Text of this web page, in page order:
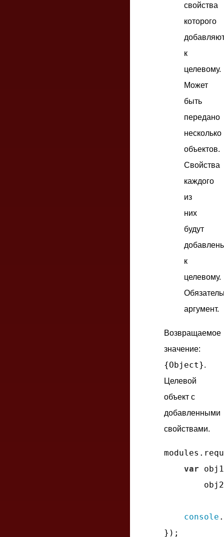
свойства
которого
к
целевому.
Может
быть
передано
несколько
объектов.
Свойства
каждого
из
них
будут
к
целевому.
аргумент.
Возвращаемое
значение:
{Object}.
Целевой
объект с
добавленными
свойствами.
var
console